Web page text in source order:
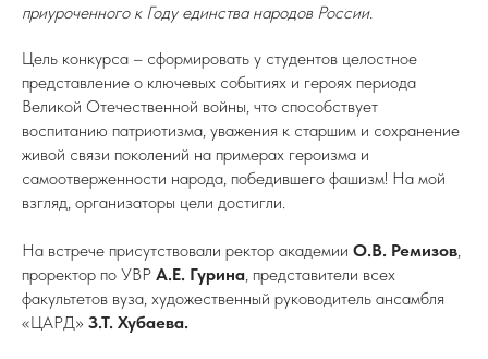
приуроченного к Году единства народов России.
Цель конкурса – сформировать у студентов целостное
представление о ключевых событиях и героях периода
Великой Отечественной войны, что способствует
воспитанию патриотизма, уважения к старшим и сохранение
живой связи поколений на примерах героизма и
самоотверженности народа, победившего фашизм! На мой
взгляд, организаторы цели достигли.
На встрече присутствовали ректор академии О.В. Ремизов,
проректор по УВР А.Е. Гурина, представители всех
факультетов вуза, художественный руководитель ансамбля
«ЦАРД» З.Т. Хубаева.